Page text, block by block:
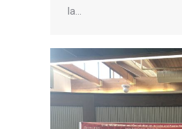
la…